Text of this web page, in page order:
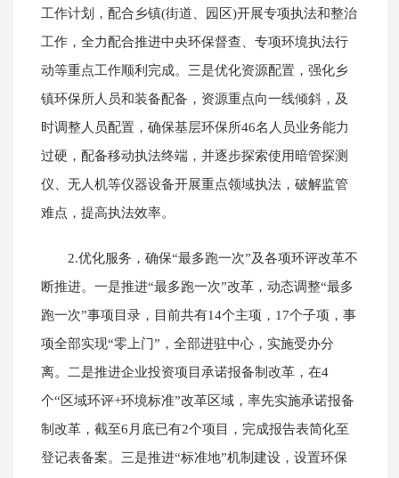
工作计划，配合乡镇(街道、园区)开展专项执法和整治
工作，全力配合推进中央环保督查、专项环境执法行
动等重点工作顺利完成。三是优化资源配置，强化乡
镇环保所人员和装备配备，资源重点向一线倾斜，及
时调整人员配置，确保基层环保所46名人员业务能力
过硬，配备移动执法终端，并逐步探索使用暗管探测
仪、无人机等仪器设备开展重点领域执法，破解监管
难点，提高执法效率。
2.优化服务，确保“最多跑一次”及各项环评改革不
断推进。一是推进“最多跑一次”改革，动态调整“最多
跑一次”事项目录，目前共有14个主项，17个子项，事
项全部实现“零上门”，全部进驻中心，实施受办分
离。二是推进企业投资项目承诺报备制改革，在4
个“区域环评+环境标准”改革区域，率先实施承诺报备
制改革，截至6月底已有2个项目，完成报告表简化至
登记表备案。三是推进“标准地”机制建设，设置环保